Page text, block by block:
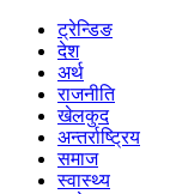
ट्रेन्डिङ
देश
अर्थ
राजनीति
खेलकुद
अन्तर्राष्ट्रिय
समाज
स्वास्थ्य